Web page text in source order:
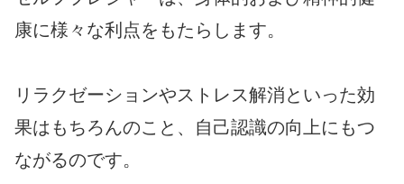
康に様々な利点をもたらします。
リラクゼーションやストレス解消といった効
果はもちろんのこと、自己認識の向上にもつ
ながるのです。